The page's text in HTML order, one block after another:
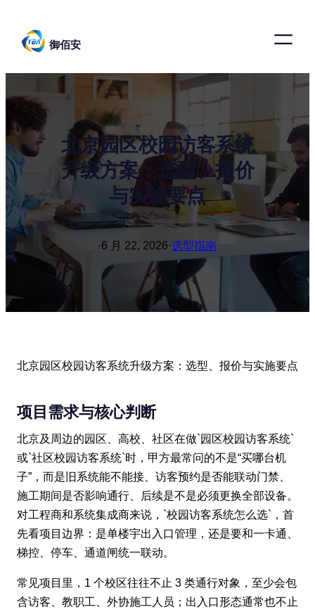
御佰安
北京园区校园访客系统
升级方案：选型、报价
与实施要点
·6 月 22, 2026·选型指南
北京园区校园访客系统升级方案：选型、报价与实施要点
项目需求与核心判断
北京及周边的园区、高校、社区在做`园区校园访客系统`
或`社区校园访客系统`时，甲方最常问的不是“买哪台机
子”，而是旧系统能不能接、访客预约是否能联动门禁、
施工期间是否影响通行、后续是不是必须更换全部设备。
对工程商和系统集成商来说，`校园访客系统怎么选`，首
先看项目边界：是单楼宇出入口管理，还是要和一卡通、
梯控、停车、通道闸统一联动。
常见项目里，1 个校区往往不止 3 类通行对象，至少会包
含访客、教职工、外协施工人员；出入口形态通常也不止